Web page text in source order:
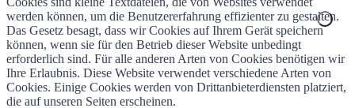
werden können, um die Benutzererfahrung effizienter zu gestalten.
Das Gesetz besagt, dass wir Cookies auf Ihrem Gerät speichern
können, wenn sie für den Betrieb dieser Website unbedingt
erforderlich sind. Für alle anderen Arten von Cookies benötigen wir
Ihre Erlaubnis. Diese Website verwendet verschiedene Arten von
Cookies. Einige Cookies werden von Drittanbieterdiensten platziert,
die auf unseren Seiten erscheinen.